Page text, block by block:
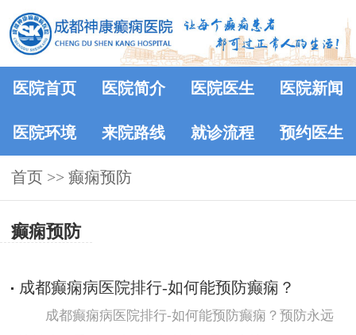
医院首页 医院简介 医院医生 医院新闻
医院环境 来院路线 就诊流程 预约医生
首页 >> 癫痫预防
癫痫预防
成都癫痫病医院排行-如何能预防癫痫？
成都癫痫病医院排行-如何能预防癫痫？预防永远